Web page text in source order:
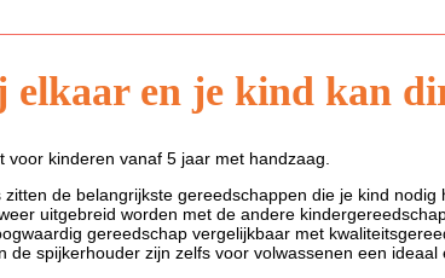
en je kind kan
kinderen vanaf 5 jaar met handzaag.
de belangrijkste gereedschappen die je kind
uitgebreid worden met de andere
gereedschap vergelijkbaar met
spijkerhouder zijn zelfs voor volwassenen een ideaal